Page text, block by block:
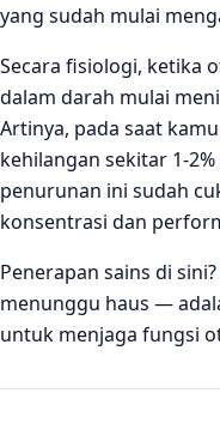
yang sudah mulai
Secara fisiologi, ketika
dalam darah mulai
Artinya, pada saat
kehilangan sekitar 1-
penurunan ini sudah
konsentrasi dan
Penerapan sains di
menunggu haus —
untuk menjaga fungsi